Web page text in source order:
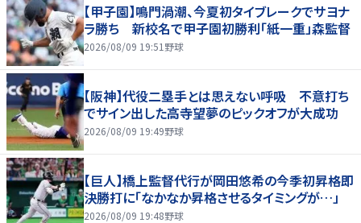
【甲子園】鳴門渦潮、今夏初タイブレークでサヨナ
ラ勝ち 新校名で甲子園初勝利「紙一重」森監督
2026/08/09 19:51 野球
【阪神】代役二塁手とは思えない呼吸 不意打ち
でサイン出した高寺望夢のピックオフが大成功
2026/08/09 19:49野球
【巨人】橋上監督代行が岡田悠希の今季初昇格即
決勝打に「なかなか昇格させるタイミングが…」
2026/08/09 19:48野球